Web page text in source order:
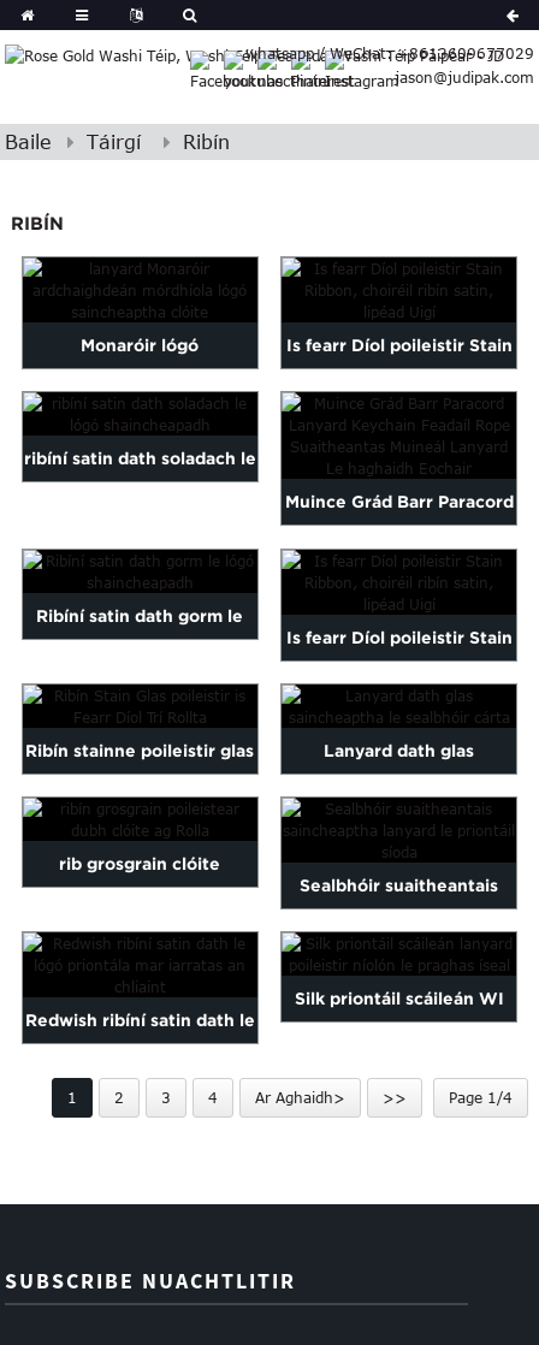
whatsapp / WeChat: +8613609677029
jason@judipak.com
Japanese
Czech
Basque
Azerbaijani
Bulgarian
Croatian
Finnish
Hebrew
Khmer
Maltese
Persian
Samoan
Sundanese
Thai
Zulu
Baile Táirgí Ribín
RIBÍN
Monaróir lógó
saincheaptha
d'ardchaighdeán mórdhíola
...
Is fearr Díol poileistir Stain
Ribbon, satin choiréil ...
ribíní satin dath soladach le
Muince Grád Barr Paracord
Lanyard Keychain Cé...
Ribíní satin dath gorm le
Is fearr Díol poileistir Stain
Ribbon, satin choiréil ...
Ribín stainne poileistir glas
is fearr díol le Ro...
Lanyard dath glas
saincheaptha le sealbhóir
cárta
rib grosgrain clóite
...
Sealbhóir suaitheantais
saincheaptha lanyard le
priontáil síoda
Redwish ribíní satin dath le
Silk priontáil scáileán WI
1 2 3 4 Ar Aghaidh> >> Page 1/4
SUBSCRIBE NUACHTLITIR